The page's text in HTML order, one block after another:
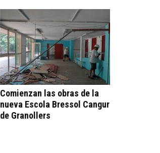
Comienzan las obras de la
nueva Escola Bressol Cangur
de Granollers